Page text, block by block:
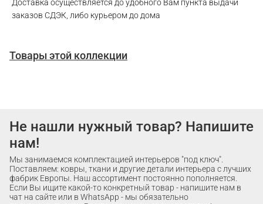
Доставка осуществляется до удобного Вам пункта выдачи
заказов СДЭК, либо курьером до дома
Товары этой коллекции
Не нашли нужный товар? Напишите
нам!
Мы занимаемся комплектацией интерьеров "под ключ".
Поставляем: ковры, ткани и другие детали интерьера с лучших
фабрик Европы. Наш ассортимент постоянно пополняется.
Если Вы ищите какой-то конкретный товар - напишите нам в
чат на сайте или в WhatsApp - мы обязательно